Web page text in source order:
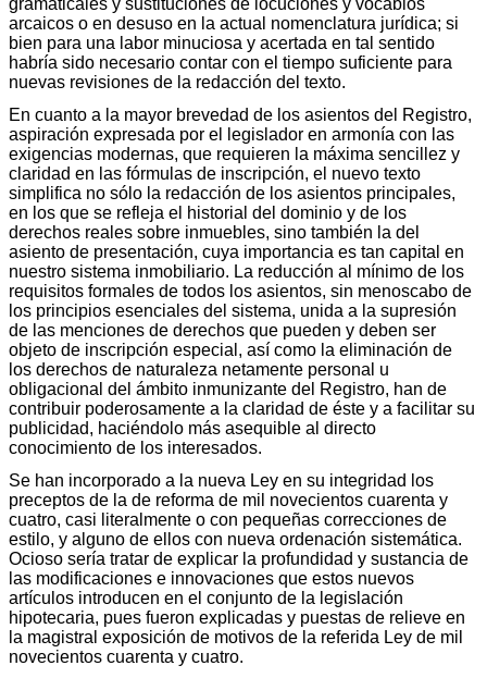
arcaicos o en desuso en la actual nomenclatura jurídica; si
bien para una labor minuciosa y acertada en tal sentido
habría sido necesario contar con el tiempo suficiente para
nuevas revisiones de la redacción del texto.
En cuanto a la mayor brevedad de los asientos del Registro,
aspiración expresada por el legislador en armonía con las
exigencias modernas, que requieren la máxima sencillez y
claridad en las fórmulas de inscripción, el nuevo texto
simplifica no sólo la redacción de los asientos principales,
en los que se refleja el historial del dominio y de los
derechos reales sobre inmuebles, sino también la del
asiento de presentación, cuya importancia es tan capital en
nuestro sistema inmobiliario. La reducción al mínimo de los
requisitos formales de todos los asientos, sin menoscabo de
los principios esenciales del sistema, unida a la supresión
de las menciones de derechos que pueden y deben ser
objeto de inscripción especial, así como la eliminación de
los derechos de naturaleza netamente personal u
obligacional del ámbito inmunizante del Registro, han de
contribuir poderosamente a la claridad de éste y a facilitar su
publicidad, haciéndolo más asequible al directo
conocimiento de los interesados.
Se han incorporado a la nueva Ley en su integridad los
preceptos de la de reforma de mil novecientos cuarenta y
cuatro, casi literalmente o con pequeñas correcciones de
estilo, y alguno de ellos con nueva ordenación sistemática.
Ocioso sería tratar de explicar la profundidad y sustancia de
las modificaciones e innovaciones que estos nuevos
artículos introducen en el conjunto de la legislación
hipotecaria, pues fueron explicadas y puestas de relieve en
la magistral exposición de motivos de la referida Ley de mil
novecientos cuarenta y cuatro.